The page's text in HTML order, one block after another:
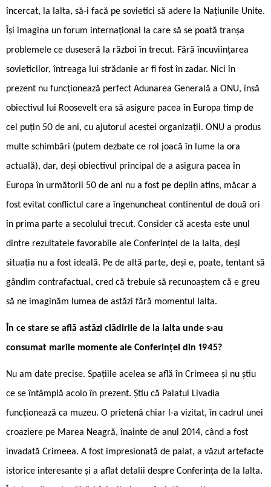
încercat, la Ialta, să-i facă pe sovietici să adere la Națiunile Unite.
Își imagina un forum internațional la care să se poată tranșa
problemele ce duseseră la război în trecut. Fără încuviințarea
sovieticilor, întreaga lui strădanie ar fi fost în zadar. Nici în
prezent nu funcționează perfect Adunarea Generală a ONU, însă
obiectivul lui Roosevelt era să asigure pacea în Europa timp de
cel puțin 50 de ani, cu ajutorul acestei organizații. ONU a produs
multe schimbări (putem dezbate ce rol joacă în lume la ora
actuală), dar, deși obiectivul principal de a asigura pacea în
Europa în următorii 50 de ani nu a fost pe deplin atins, măcar a
fost evitat conflictul care a îngenuncheat continentul de două ori
în prima parte a secolului trecut. Consider că acesta este unul
dintre rezultatele favorabile ale Conferinței de la Ialta, deși
situația nu a fost ideală. Pe de altă parte, deși e, poate, tentant să
gândim contrafactual, cred că trebuie să recunoaștem că e greu
să ne imaginăm lumea de astăzi fără momentul Ialta.
În ce stare se află astăzi clădirile de la Ialta unde s-au
consumat marile momente ale Conferinței din 1945?
Nu am date precise. Spațiile acelea se află în Crimeea și nu știu
ce se întâmplă acolo în prezent. Știu că Palatul Livadia
funcționează ca muzeu. O prietenă chiar l-a vizitat, în cadrul unei
croaziere pe Marea Neagră, înainte de anul 2014, când a fost
invadată Crimeea. A fost impresionată de palat, a văzut artefacte
istorice interesante și a aflat detalii despre Conferința de la Ialta.